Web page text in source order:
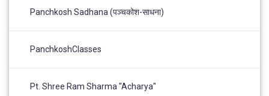
Panchkosh Sadhana (पञ्चकोश-साधना)
PanchkoshClasses
Pt. Shree Ram Sharma "Acharya"